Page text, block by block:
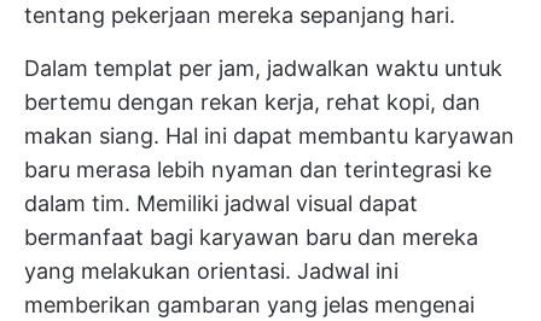
tentang pekerjaan mereka sepanjang hari.
Dalam templat per jam, jadwalkan waktu untuk
bertemu dengan rekan kerja, rehat kopi, dan
makan siang. Hal ini dapat membantu karyawan
baru merasa lebih nyaman dan terintegrasi ke
dalam tim. Memiliki jadwal visual dapat
bermanfaat bagi karyawan baru dan mereka
yang melakukan orientasi. Jadwal ini
memberikan gambaran yang jelas mengenai